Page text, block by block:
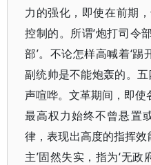
力的强化，即使在前期
控制的。所谓‘炮打司令
部’。不论怎样高喊着‘踢
副统帅是不能炮轰的。
声喧哗。文革期间，即使
最高权力始终不曾悬置
律，表现出高度的指挥效
主’固然失实，指为‘无政